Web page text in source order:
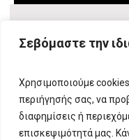
Σεβόμαστε την
Χρησιμοποιούμε
περιήγησής σας, να
διαφημίσεις ή
επισκεψιμότητά μας.